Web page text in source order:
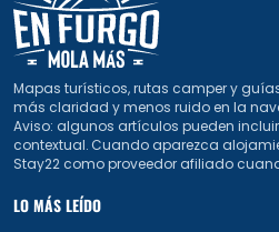
Mapas turísticos, rutas camper y
más claridad y menos ruido en la
Aviso: algunos artículos pueden
contextual. Cuando aparezca
Stay22 como proveedor afiliado
LO MÁS LEÍDO